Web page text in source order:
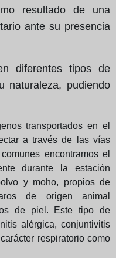
resultado de una
ante su presencia
diferentes tipos de
naturaleza, pudiendo
transportados en el
a través de las vías
encontramos el
durante la estación
y moho, propios de
de origen animal
de piel. Este tipo de
alérgica, conjuntivitis
respiratorio como